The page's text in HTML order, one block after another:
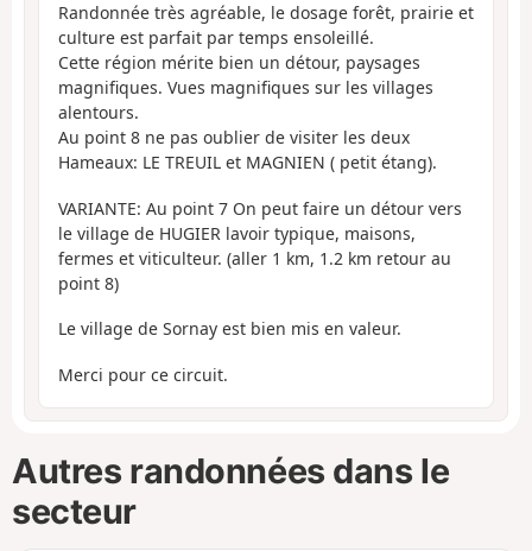
Randonnée très agréable, le dosage forêt, prairie et
culture est parfait par temps ensoleillé.
Cette région mérite bien un détour, paysages
magnifiques. Vues magnifiques sur les villages
alentours.
Au point 8 ne pas oublier de visiter les deux
Hameaux: LE TREUIL et MAGNIEN ( petit étang).
VARIANTE: Au point 7 On peut faire un détour vers
le village de HUGIER lavoir typique, maisons,
fermes et viticulteur. (aller 1 km, 1.2 km retour au
point 8)
Le village de Sornay est bien mis en valeur.
Merci pour ce circuit.
Autres randonnées dans le
secteur